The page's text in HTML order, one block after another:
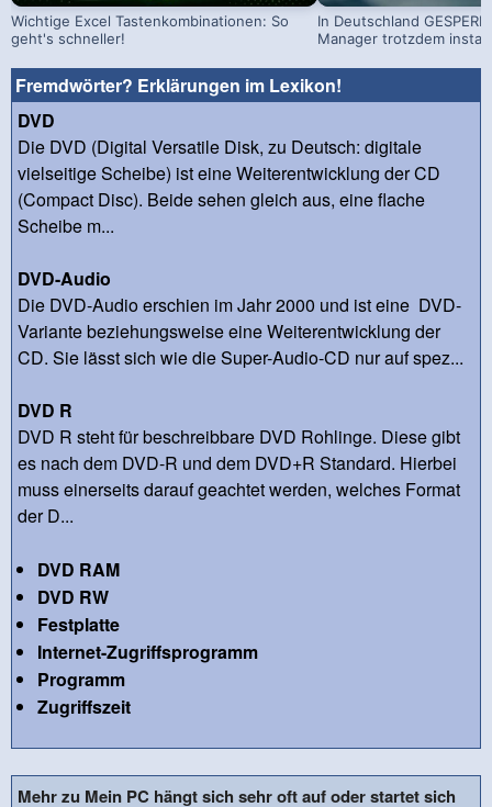
Wichtige Excel Tastenkombinationen: So
geht's schneller!
In Deutschland
Manager trotzdem
Fremdwörter? Erklärungen im Lexikon!
DVD
Die DVD (Digital Versatile Disk, zu Deutsch: digitale
vielseitige Scheibe) ist eine Weiterentwicklung der CD
(Compact Disc). Beide sehen gleich aus, eine flache
Scheibe m...
DVD-Audio
Die DVD-Audio erschien im Jahr 2000 und ist eine DVD-
Variante beziehungsweise eine Weiterentwicklung der
CD. Sie lässt sich wie die Super-Audio-CD nur auf spez...
DVD R
DVD R steht für beschreibbare DVD Rohlinge. Diese gibt
es nach dem DVD-R und dem DVD+R Standard. Hierbei
muss einerseits darauf geachtet werden, welches Format
der D...
DVD RAM
DVD RW
Festplatte
Internet-Zugriffsprogramm
Programm
Zugriffszeit
Mehr zu Mein PC hängt sich sehr oft auf oder startet sich